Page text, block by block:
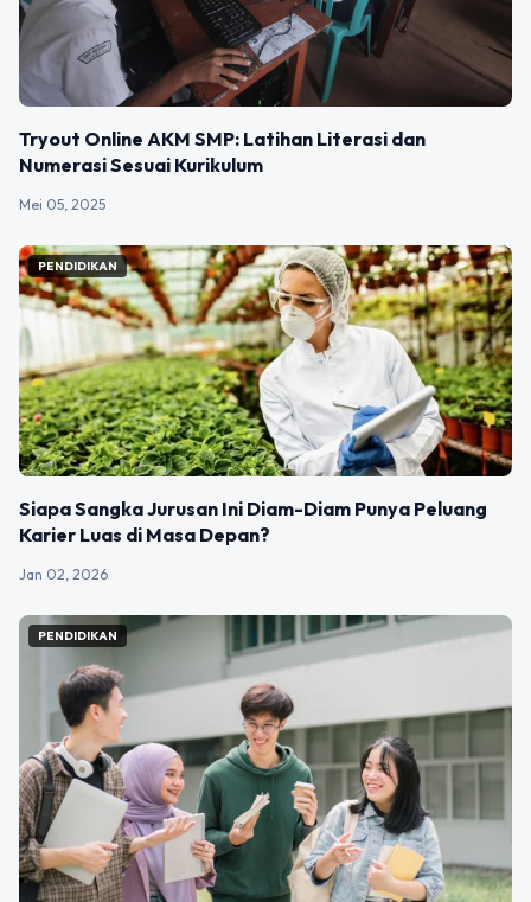
Tryout Online AKM SMP: Latihan Literasi dan
Numerasi Sesuai Kurikulum
Mei 05, 2025
PENDIDIKAN
Siapa Sangka Jurusan Ini Diam-Diam Punya Peluang
Karier Luas di Masa Depan?
Jan 02, 2026
PENDIDIKAN